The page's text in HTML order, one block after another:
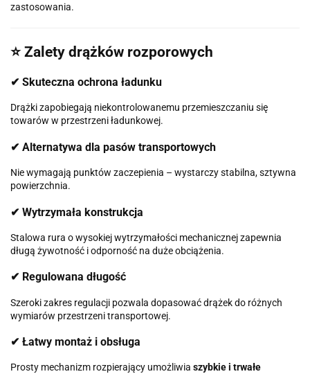
zastosowania.
⭐ Zalety drążków rozporowych
✔ Skuteczna ochrona ładunku
Drążki zapobiegają niekontrolowanemu przemieszczaniu się
towarów w przestrzeni ładunkowej.
✔ Alternatywa dla pasów transportowych
Nie wymagają punktów zaczepienia – wystarczy stabilna, sztywna
powierzchnia.
✔ Wytrzymała konstrukcja
Stalowa rura o wysokiej wytrzymałości mechanicznej zapewnia
długą żywotność i odporność na duże obciążenia.
✔ Regulowana długość
Szeroki zakres regulacji pozwala dopasować drążek do różnych
wymiarów przestrzeni transportowej.
✔ Łatwy montaż i obsługa
Prosty mechanizm rozpierający umożliwia szybkie i trwałe